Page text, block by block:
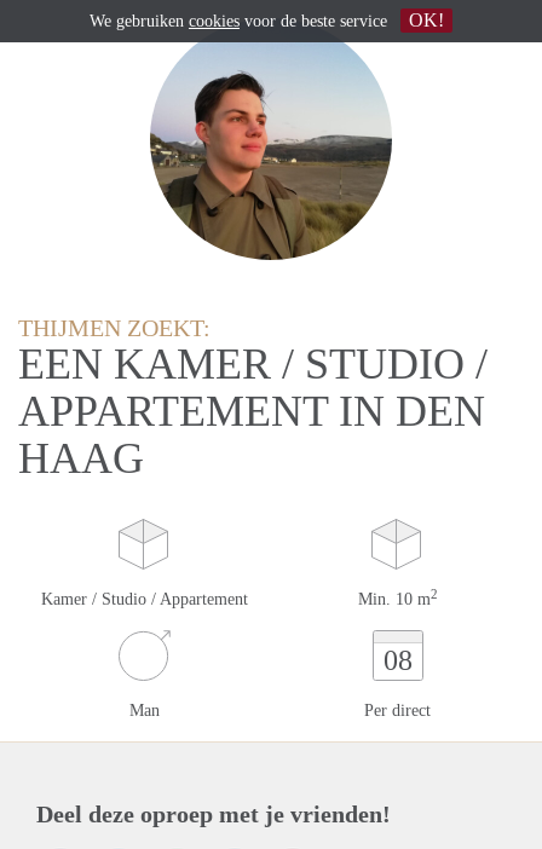
THIJMEN ZOEKT:
EEN KAMER / STUDIO /
APPARTEMENT IN DEN
HAAG
Kamer / Studio / Appartement Min. 10 m2
Man
08
Per direct
Deel deze oproep met je vrienden!
We gebruiken cookies voor de beste service OK!